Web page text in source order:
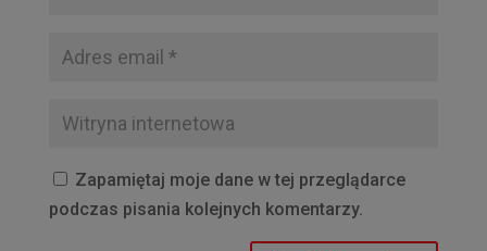
Zapamiętaj moje dane w tej przeglądarce
podczas pisania kolejnych komentarzy.